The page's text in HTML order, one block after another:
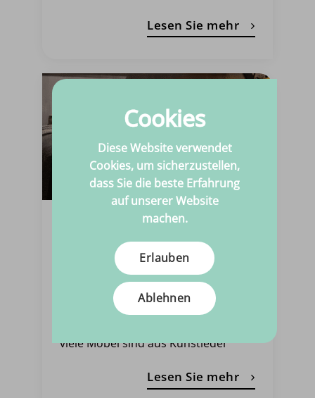
Lesen Sie mehr
Pflege eines
Kunstledersofas
25. Oktober 2022
Man sieht es überall; Kunstleder.
Denken Sie zum Beispiel an Jacken,
viele Möbel sind aus Kunstleder
Lesen Sie mehr
Cookies
Diese Website verwendet
Cookies, um sicherzustellen,
dass Sie die beste Erfahrung
auf unserer Website
machen.
Erlauben
Ablehnen